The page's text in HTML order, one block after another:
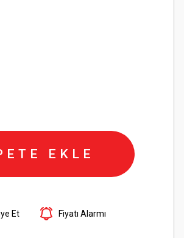
EKLE
Et Fiyatı Alarmı